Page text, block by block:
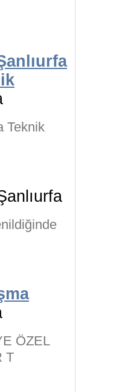
Teknik
ÖZEL
T